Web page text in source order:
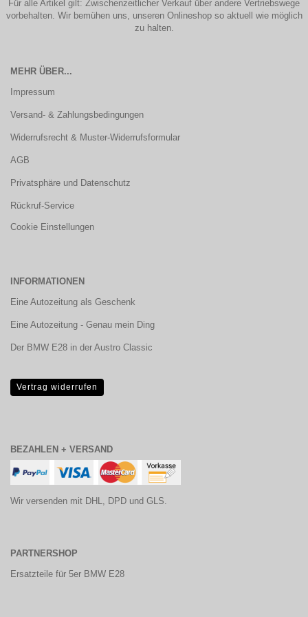
Für alle Artikel gilt: Zwischenzeitlicher Verkauf über andere Vertriebswege
vorbehalten. Wir bemühen uns, unseren Onlineshop so aktuell wie möglich
zu halten.
MEHR ÜBER...
Impressum
Versand- & Zahlungsbedingungen
Widerrufsrecht & Muster-Widerrufsformular
AGB
Privatsphäre und Datenschutz
Rückruf-Service
Cookie Einstellungen
INFORMATIONEN
Eine Autozeitung als Geschenk
Eine Autozeitung - Genau mein Ding
Der BMW E28 in der Austro Classic
Vertrag widerrufen
BEZAHLEN + VERSAND
Wir versenden mit DHL, DPD und GLS.
PARTNERSHOP
Ersatzteile für 5er BMW E28